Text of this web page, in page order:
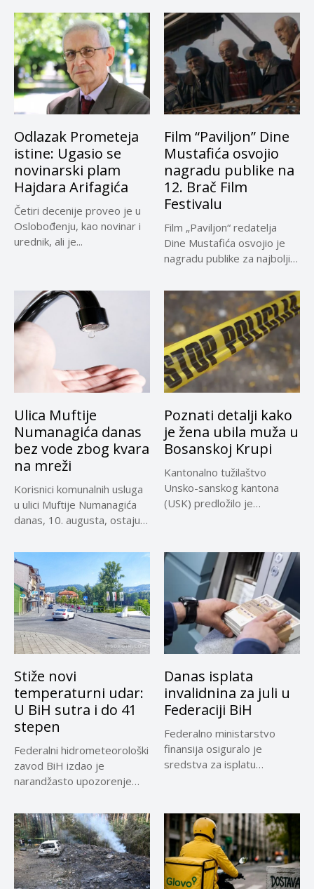
Odlazak Prometeja
istine: Ugasio se
novinarski plam
Hajdara Arifagića
Četiri decenije proveo je u
Oslobođenju, kao novinar i
urednik, ali je...
Film “Paviljon” Dine
Mustafića osvojio
nagradu publike na
12. Brač Film
Festivalu
Film „Paviljon“ redatelja
Dine Mustafića osvojio je
nagradu publike za najbolji
Ulica Muftije
Numanagića danas
bez vode zbog kvara
na mreži
Korisnici komunalnih usluga
u ulici Muftije Numanagića
danas, 10. augusta, ostaju
Poznati detalji kako
je žena ubila muža u
Bosanskoj Krupi
Kantonalno tužilaštvo
Unsko-sanskog kantona
(USK) predložilo je
Stiže novi
temperaturni udar:
U BiH sutra i do 41
stepen
Federalni hidrometeorološki
zavod BiH izdao je
narandžasto upozorenje
temperature...
Danas isplata
invalidnina za juli u
Federaciji BiH
Federalno ministarstvo
finansija osiguralo je
sredstva za isplatu